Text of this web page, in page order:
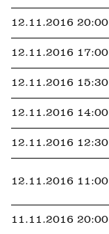
12.11.2016 20:00
12.11.2016 17:00
12.11.2016 15:30
12.11.2016 14:00
12.11.2016 12:30
12.11.2016 11:00
11.11.2016 20:00